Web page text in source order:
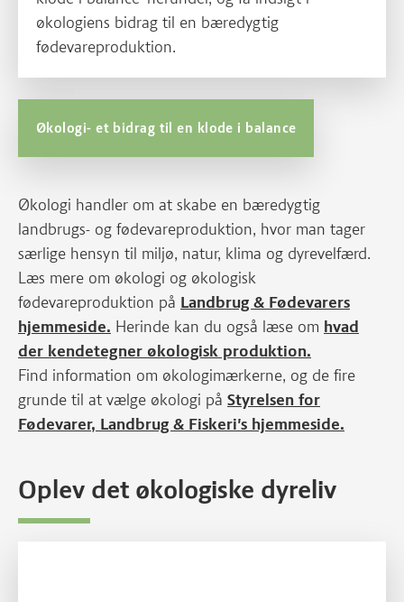
økologiens bidrag til en bæredygtig
fødevareproduktion.
Økologi- et bidrag til en klode i balance
Økologi handler om at skabe en bæredygtig
landbrugs- og fødevareproduktion, hvor man tager
særlige hensyn til miljø, natur, klima og dyrevelfærd.
Læs mere om økologi og økologisk
fødevareproduktion på Landbrug & Fødevarers
hjemmeside. Herinde kan du også læse om hvad
der kendetegner økologisk produktion.
Find information om økologimærkerne, og de fire
grunde til at vælge økologi på Styrelsen for
Fødevarer, Landbrug & Fiskeri's hjemmeside.
Oplev det økologiske dyreliv